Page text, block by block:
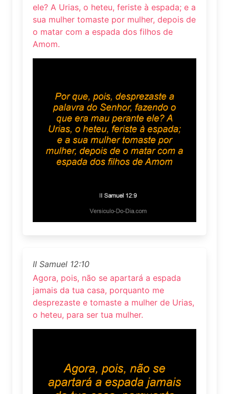
ele? A Urias, o heteu, feriste à espada; e a
sua mulher tomaste por mulher, depois de
o matar com a espada dos filhos de
Amom.
II Samuel 12:10
Agora, pois, não se apartará a espada
jamais da tua casa, porquanto me
desprezaste e tomaste a mulher de Urias,
o heteu, para ser tua mulher.